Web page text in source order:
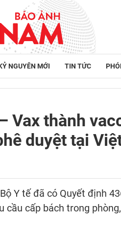
NGUYÊN MỚI TIN TỨC
Vax thành
duyệt tại
Y tế đã có Quyết định
cầu cấp bách trong